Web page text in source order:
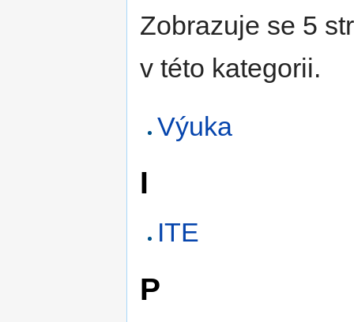
Zobrazuje se 5
v této kategorii.
Výuka
I
ITE
P